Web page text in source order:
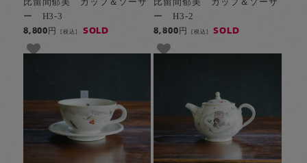
ー H3-3
8,800円[税込] SOLD
ー H3-2
8,800円 [税込] SOLD